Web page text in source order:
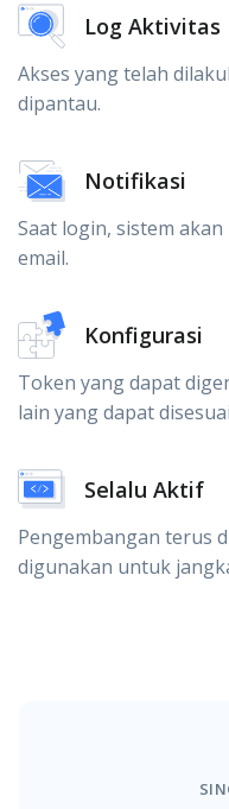
Log Aktivitas
Akses yang telah
dipantau.
Notifikasi
Saat login, sistem
email.
Konfigurasi
Token yang dapat
lain yang dapat
Selalu Aktif
Pengembangan terus
digunakan untuk